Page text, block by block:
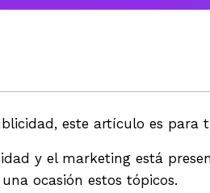
este artículo es para
y el marketing está
ocasión estos tópicos.